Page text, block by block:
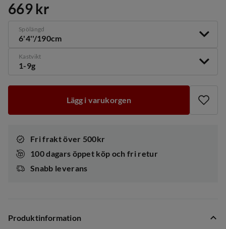
price
669 kr
Spölängd
6'4''/190cm
Kastvikt
1-9g
Lägg i varukorgen
Fri frakt över 500kr
100 dagars öppet köp och fri retur
Snabb leverans
Produktinformation